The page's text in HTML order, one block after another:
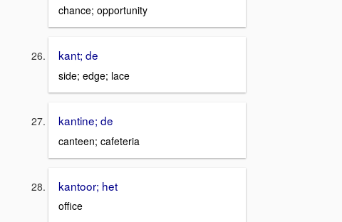
chance; opportunity
kant; de
side; edge; lace
kantine; de
canteen; cafeteria
kantoor; het
office